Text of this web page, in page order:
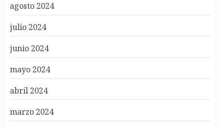
agosto 2024
julio 2024
junio 2024
mayo 2024
abril 2024
marzo 2024